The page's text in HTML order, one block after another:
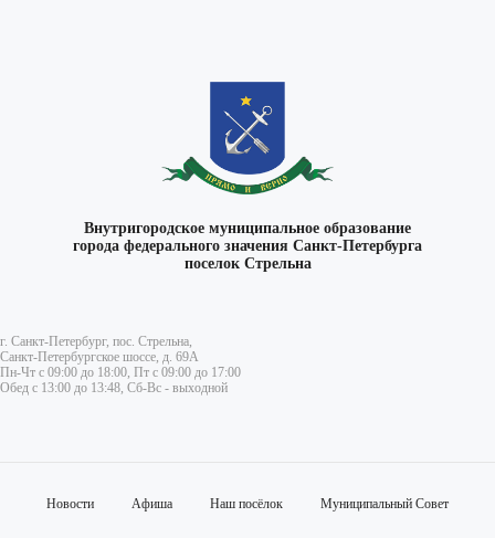
Внутригородское муниципальное образование
города федерального значения Санкт-Петербурга
поселок Стрельна
г. Санкт-Петербург, пос. Стрельна,
Санкт-Петербургское шоссе, д. 69А
Пн-Чт с 09:00 до 18:00, Пт с 09:00 до 17:00
Обед с 13:00 до 13:48, Сб-Вс - выходной
Новости Афиша Наш посёлок Муниципальный Совет